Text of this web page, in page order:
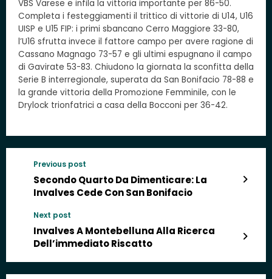
VBS Varese e infila la vittoria importante per 86-50.
Completa i festeggiamenti il trittico di vittorie di U14, U16
UISP e U15 FIP: i primi sbancano Cerro Maggiore 33-80,
l’U16 sfrutta invece il fattore campo per avere ragione di
Cassano Magnago 73-57 e gli ultimi espugnano il campo
di Gavirate 53-83. Chiudono la giornata la sconfitta della
Serie B interregionale, superata da San Bonifacio 78-88 e
la grande vittoria della Promozione Femminile, con le
Drylock trionfatrici a casa della Bocconi per 36-42.
Previous post
Secondo Quarto Da Dimenticare: La
Invalves Cede Con San Bonifacio
Next post
Invalves A Montebelluna Alla Ricerca
Dell’immediato Riscatto